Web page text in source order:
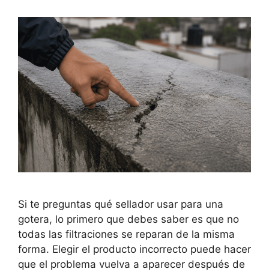
Si te preguntas qué sellador usar para una
gotera, lo primero que debes saber es que no
todas las filtraciones se reparan de la misma
forma. Elegir el producto incorrecto puede hacer
que el problema vuelva a aparecer después de